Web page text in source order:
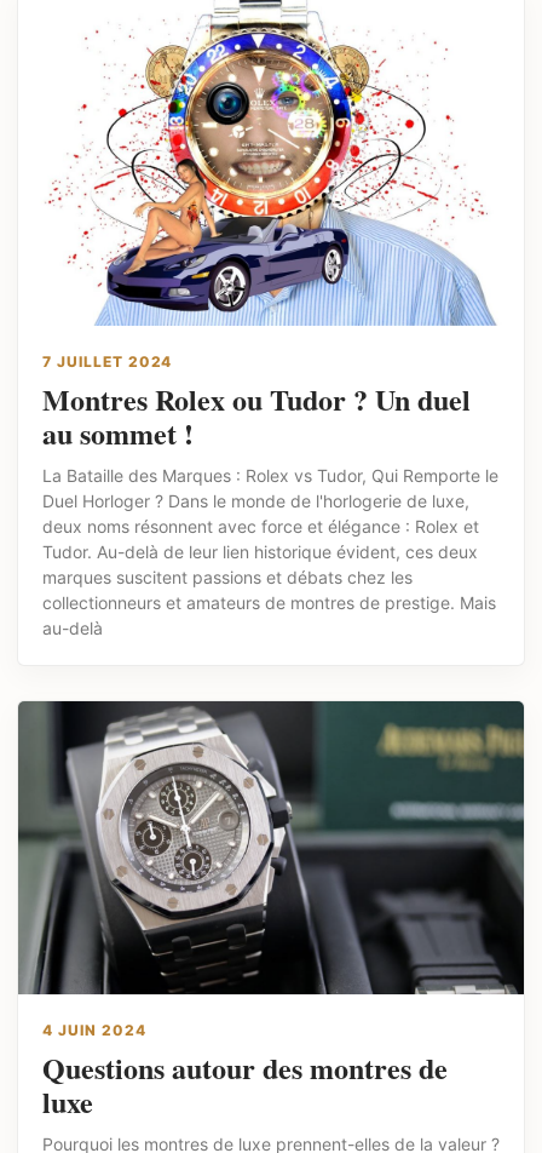
7 JUILLET 2024
Montres Rolex ou Tudor ? Un duel
au sommet !
La Bataille des Marques : Rolex vs Tudor, Qui Remporte le
Duel Horloger ? Dans le monde de l'horlogerie de luxe,
deux noms résonnent avec force et élégance : Rolex et
Tudor. Au-delà de leur lien historique évident, ces deux
marques suscitent passions et débats chez les
collectionneurs et amateurs de montres de prestige. Mais
au-delà
4 JUIN 2024
Questions autour des montres de
luxe
Pourquoi les montres de luxe prennent-elles de la valeur ?